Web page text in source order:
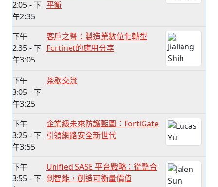
2:05 - 下
午2:35
平衡
下午
2:35 - 下
午3:05
客戶之聲：製造業數位化轉型
Fortinet的應用分享
下午
3:05 - 下
午3:25
茶歇交流
下午
3:25 - 下
午3:55
企業級未來防護藍圖：FortiGate
引領網路安全新世代
下午
3:55 - 下
Unified SASE 平台戰略：從整合
到智能，創造可衡量價值